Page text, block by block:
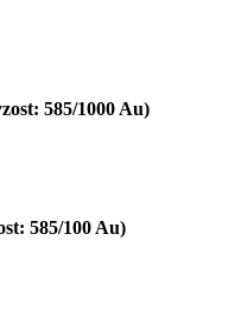
585/1000 Au)
585/100 Au)